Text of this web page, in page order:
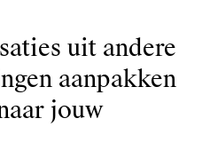
uit andere
aanpakken
jouw